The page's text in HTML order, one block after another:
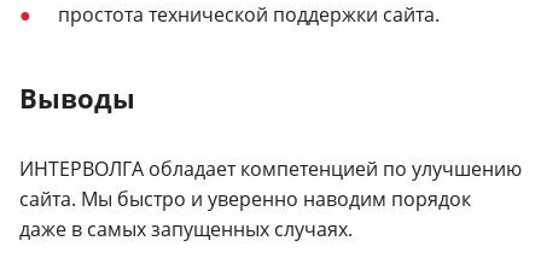
простота технической поддержки сайта.
Выводы
ИНТЕРВОЛГА обладает компетенцией по улучшению
сайта. Мы быстро и уверенно наводим порядок
даже в самых запущенных случаях.